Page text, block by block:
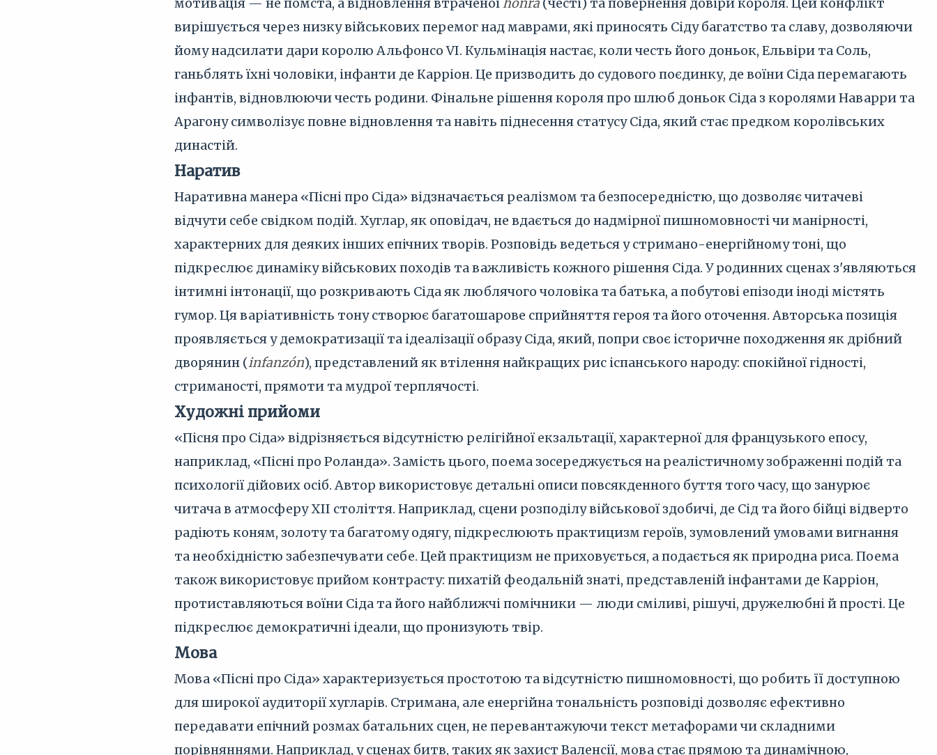
вирішується через низку військових перемог над маврами, які приносять Сіду багатство та славу, дозволяючи
йому надсилати дари королю Альфонсо VI. Кульмінація настає, коли честь його доньок, Ельвіри та Соль,
ганьблять їхні чоловіки, інфанти де Карріон. Це призводить до судового поєдинку, де воїни Сіда перемагають
інфантів, відновлюючи честь родини. Фінальне рішення короля про шлюб доньок Сіда з королями Наварри та
Арагону символізує повне відновлення та навіть піднесення статусу Сіда, який стає предком королівських
династій.
Наратив
Наративна манера «Пісні про Сіда» відзначається реалізмом та безпосередністю, що дозволяє читачеві
відчути себе свідком подій. Хуглар, як оповідач, не вдається до надмірної пишномовності чи манірності,
характерних для деяких інших епічних творів. Розповідь ведеться у стримано-енергійному тоні, що
підкреслює динаміку військових походів та важливість кожного рішення Сіда. У родинних сценах з'являються
інтимні інтонації, що розкривають Сіда як люблячого чоловіка та батька, а побутові епізоди іноді містять
гумор. Ця варіативність тону створює багатошарове сприйняття героя та його оточення. Авторська позиція
проявляється у демократизації та ідеалізації образу Сіда, який, попри своє історичне походження як дрібний
дворянин (infanzón), представлений як втілення найкращих рис іспанського народу: спокійної гідності,
стриманості, прямоти та мудрої терплячості.
Художні прийоми
«Пісня про Сіда» відрізняється відсутністю релігійної екзальтації, характерної для французького епосу,
наприклад, «Пісні про Роланда». Замість цього, поема зосереджується на реалістичному зображенні подій та
психології дійових осіб. Автор використовує детальні описи повсякденного буття того часу, що занурює
читача в атмосферу XII століття. Наприклад, сцени розподілу військової здобичі, де Сід та його бійці відверто
радіють коням, золоту та багатому одягу, підкреслюють практицизм героїв, зумовлений умовами вигнання
та необхідністю забезпечувати себе. Цей практицизм не приховується, а подається як природна риса. Поема
також використовує прийом контрасту: пихатій феодальній знаті, представленій інфантами де Карріон,
протиставляються воїни Сіда та його найближчі помічники — люди сміливі, рішучі, дружелюбні й прості. Це
підкреслює демократичні ідеали, що пронизують твір.
Мова
Мова «Пісні про Сіда» характеризується простотою та відсутністю пишномовності, що робить її доступною
для широкої аудиторії хугларів. Стримана, але енергійна тональність розповіді дозволяє ефективно
передавати епічний розмах батальних сцен, не перевантажуючи текст метафорами чи складними
порівняннями. Наприклад, у сценах битв, таких як захист Валенсії, мова стає прямою та динамічною,